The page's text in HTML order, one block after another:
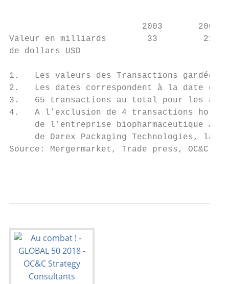
2003       2004
Valeur en milliards        33
de dollars USD
1.   Les valeurs des Transactions gardées
2.   Les dates correspondent à la date
3.   65 transactions au total pour les
4.   A l’exclusion de 4 transactions hors
de l’entreprise biopharmaceutique
de Darex Packaging Technologies, la
Source: Mergermarket, Trade press, OC&C